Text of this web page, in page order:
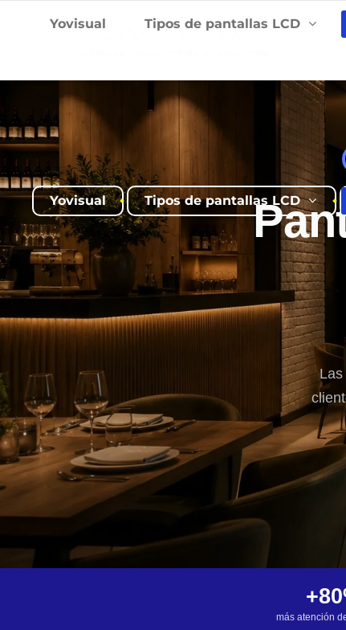
Yovisual Tipos de pantallas LCD
Yovisual Tipos de pantallas LCD
Las
más atención